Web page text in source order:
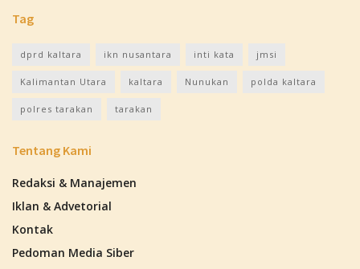
Tag
dprd kaltara ikn nusantara inti kata jmsi
Kalimantan Utara kaltara Nunukan polda kaltara
polres tarakan tarakan
Tentang Kami
Redaksi & Manajemen
Iklan & Advetorial
Kontak
Pedoman Media Siber